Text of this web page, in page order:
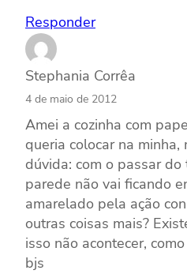
Responder
Stephania Corrêa
4 de maio de 2012
Amei a cozinha com
queria colocar na minha,
dúvida: com o passar
parede não vai ficando
amarelado pela ação
outras coisas mais?
isso não acontecer,
bjs